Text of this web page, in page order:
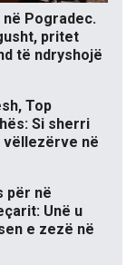
në Pogradec.
pritet
të ndryshojë
Top
Si sherri
vëllezërve në
për në
Unë u
e zezë në